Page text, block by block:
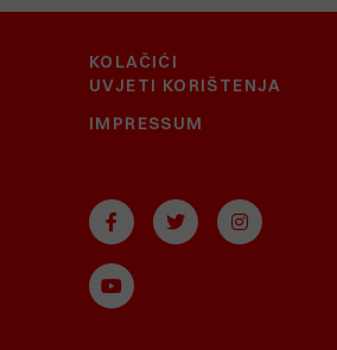
KOLAČIĆI
UVJETI KORIŠTENJA
IMPRESSUM